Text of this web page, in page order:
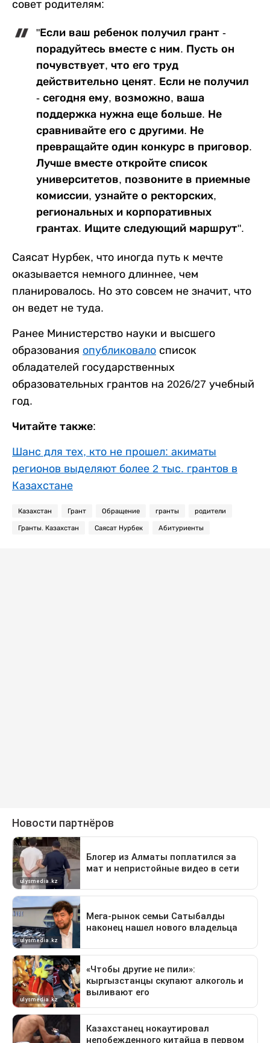
совет родителям:
"Если ваш ребенок получил грант -
порадуйтесь вместе с ним. Пусть он
почувствует, что его труд
действительно ценят. Если не получил
- сегодня ему, возможно, ваша
поддержка нужна еще больше. Не
сравнивайте его с другими. Не
превращайте один конкурс в приговор.
Лучше вместе откройте список
университетов, позвоните в приемные
комиссии, узнайте о ректорских,
региональных и корпоративных
грантах. Ищите следующий маршрут".
Саясат Нурбек, что иногда путь к мечте
оказывается немного длиннее, чем
планировалось. Но это совсем не значит, что
он ведет не туда.
Ранее Министерство науки и высшего
образования опубликовало список
обладателей государственных
образовательных грантов на 2026/27 учебный
год.
Читайте также:
Шанс для тех, кто не прошел: акиматы
регионов выделяют более 2 тыс. грантов в
Казахстане
Казахстан Грант Обращение гранты родители
Гранты. Казахстан Саясат Нурбек Абитуриенты